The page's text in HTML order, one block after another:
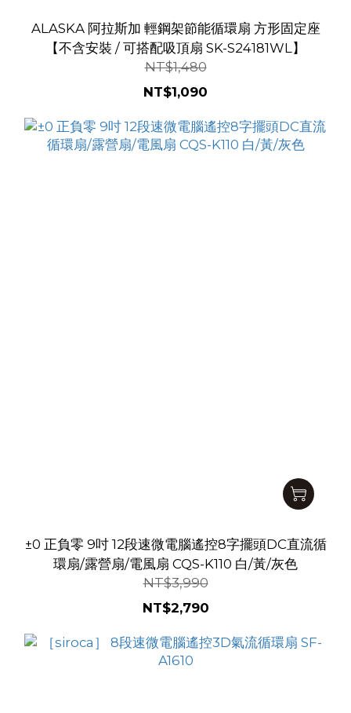
ALASKA 阿拉斯加 輕鋼架節能循環扇 方形固定座
【不含安裝 / 可搭配吸頂扇 SK-S24181WL】
NT$1,480
NT$1,090
±0 正負零 9吋 12段速微電腦遙控8字擺頭DC直流循
環扇/露營扇/電風扇 CQS-K110 白/黃/灰色
NT$3,990
NT$2,790